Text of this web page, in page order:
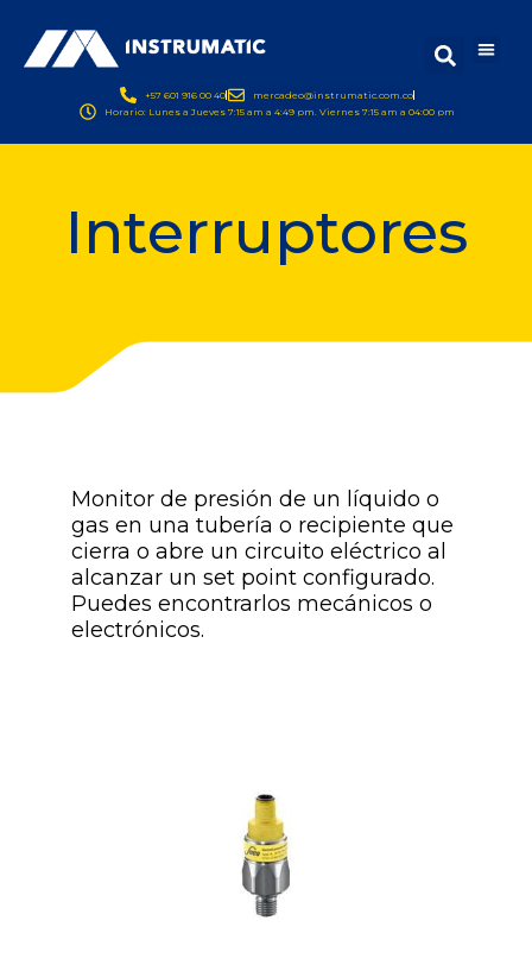
+57 601 916 00 40
mercadeo@instrumatic.com.co
Horario: Lunes a Jueves 7:15 am a 4:49 pm. Viernes 7:15 am a 04:00 pm
Interruptores
Monitor de presión de un líquido o
gas en una tubería o recipiente que
cierra o abre un circuito eléctrico al
alcanzar un set point configurado.
Puedes encontrarlos mecánicos o
electrónicos.